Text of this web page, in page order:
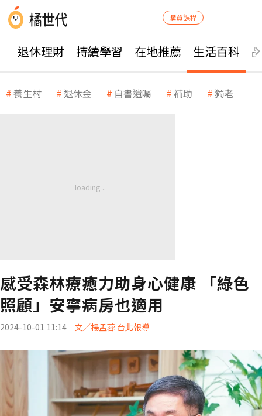
購買課程
退休理財 持續學習 在地推薦 生活百科
養生村 退休金 自書遺囑 補助 獨老
感受森林療癒力助身心健康 「綠色
照顧」安寧病房也適用
2024-10-01 11:14 文／楊孟蓉 台北報導